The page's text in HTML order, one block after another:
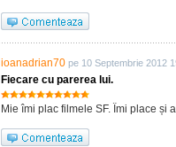
ioanadrian70 pe 10 Septembrie 2012
Fiecare cu parerea lui.
Mie îmi plac filmele SF. Îmi place și